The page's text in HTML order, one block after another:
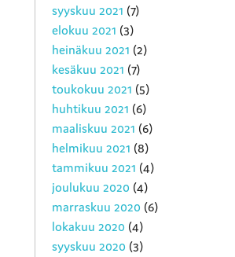
syyskuu 2021 (7)
elokuu 2021 (3)
heinäkuu 2021 (2)
kesäkuu 2021 (7)
toukokuu 2021 (5)
huhtikuu 2021 (6)
maaliskuu 2021 (6)
helmikuu 2021 (8)
tammikuu 2021 (4)
joulukuu 2020 (4)
marraskuu 2020 (6)
lokakuu 2020 (4)
syyskuu 2020 (3)